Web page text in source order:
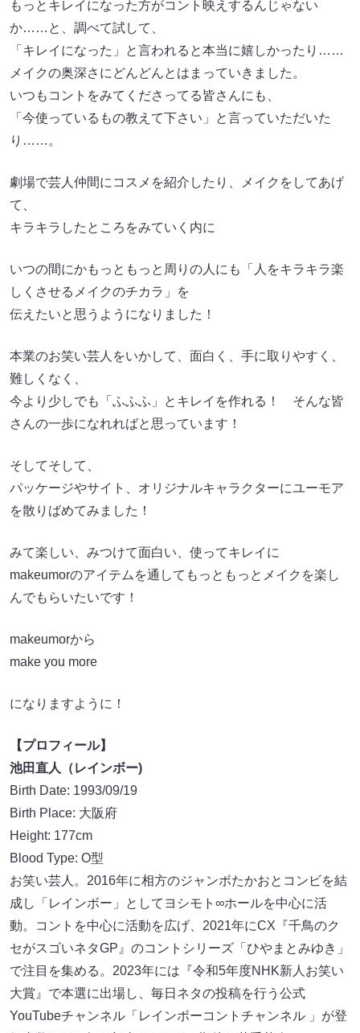
もっとキレイになった方がコント映えするんじゃない
か……と、調べて試して、
「キレイになった」と言われると本当に嬉しかったり……
メイクの奥深さにどんどんとはまっていきました。
いつもコントをみてくださってる皆さんにも、
「今使っているもの教えて下さい」と言っていただいた
り……。
劇場で芸人仲間にコスメを紹介したり、メイクをしてあげ
て、
キラキラしたところをみていく内に
いつの間にかもっともっと周りの人にも「人をキラキラ楽
しくさせるメイクのチカラ」を
伝えたいと思うようになりました！
本業のお笑い芸人をいかして、面白く、手に取りやすく、
難しくなく、
今より少しでも「ふふふ」とキレイを作れる！ そんな皆
さんの一歩になれればと思っています！
そしてそして、
パッケージやサイト、オリジナルキャラクターにユーモア
を散りばめてみました！
みて楽しい、みつけて面白い、使ってキレイに
makeumorのアイテムを通してもっともっとメイクを楽し
んでもらいたいです！
makeumorから
make you more
になりますように！
【プロフィール】
池田直人（レインボー)
Birth Date: 1993/09/19
Birth Place: 大阪府
Height: 177cm
Blood Type: O型
お笑い芸人。2016年に相方のジャンボたかおとコンビを結
成し「レインボー」としてヨシモト∞ホールを中心に活
動。コントを中心に活動を広げ、2021年にCX『千鳥のク
セがスゴいネタGP』のコントシリーズ「ひやまとみゆき」
で注目を集める。2023年には『令和5年度NHK新人お笑い
大賞』で本選に出場し、毎日ネタの投稿を行う公式
YouTubeチャンネル「レインボーコントチャンネル 」が登